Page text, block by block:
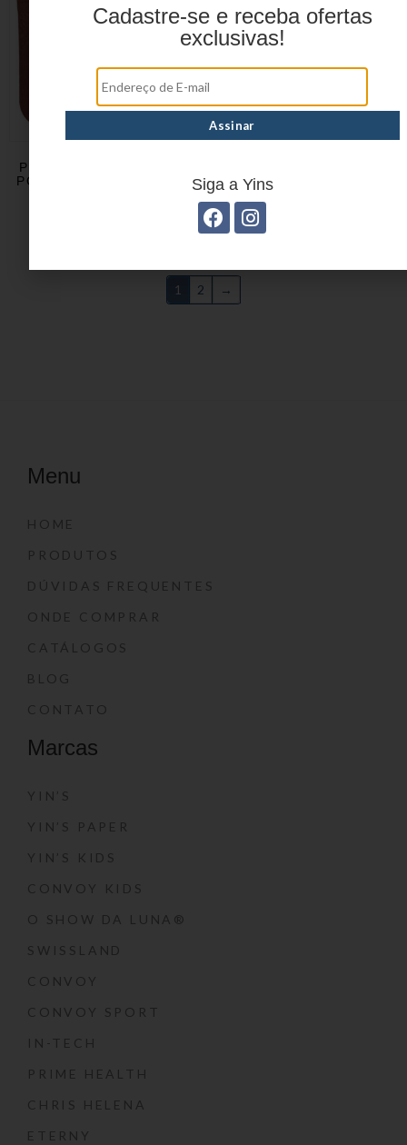
PORTA ACESSÓRIO EM
POLIURETANO YS27444
BRASILIDADES EM
POLIÉSTER YS29619
1 2 →
Menu
HOME
PRODUTOS
DÚVIDAS FREQUENTES
ONDE COMPRAR
CATÁLOGOS
BLOG
CONTATO
Marcas
YIN’S
YIN’S PAPER
YIN’S KIDS
CONVOY KIDS
O SHOW DA LUNA®
SWISSLAND
CONVOY
CONVOY SPORT
IN-TECH
PRIME HEALTH
CHRIS HELENA
ETERNY
Cadastre-se e receba ofertas
exclusivas!
Siga a Yins